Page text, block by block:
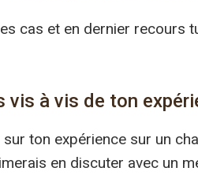
cas et en dernier recours
vis à vis de ton
ton expérience sur un
en discuter avec un